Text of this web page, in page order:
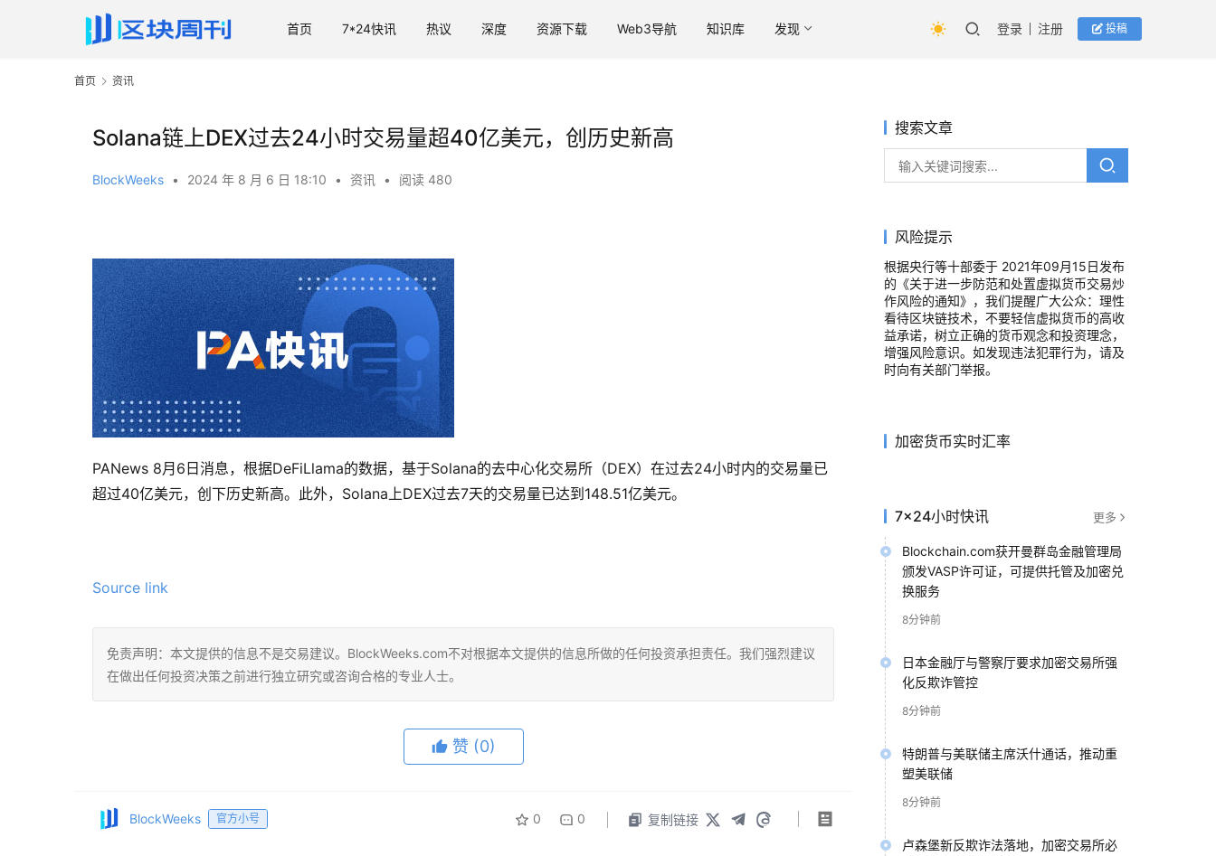
首页 7*24快讯 热议 深度 资源下载 Web3导航 知识库 发现 登录 注册 投稿
首页 资讯
Solana链上DEX过去24小时交易量超40亿美元，创历史新高
BlockWeeks • 2024 年 8 月 6 日 18:10 • 资讯 • 阅读 480
PANews 8月6日消息，根据DeFiLlama的数据，基于Solana的去中心化交易所（DEX）在过去24小时内的交易量已
超过40亿美元，创下历史新高。此外，Solana上DEX过去7天的交易量已达到148.51亿美元。
Source link
免责声明：本文提供的信息不是交易建议。BlockWeeks.com不对根据本文提供的信息所做的任何投资承担责任。我们强烈建议
在做出任何投资决策之前进行独立研究或咨询合格的专业人士。
赞 (0)
BlockWeeks 官方小号 0 0 复制链接
搜索文章
风险提示
根据央行等十部委于 2021年09月15日发布
的《关于进一步防范和处置虚拟货币交易炒
作风险的通知》，我们提醒广大公众：理性
看待区块链技术，不要轻信虚拟货币的高收
益承诺，树立正确的货币观念和投资理念，
增强风险意识。如发现违法犯罪行为，请及
时向有关部门举报。
加密货币实时汇率
7×24小时快讯 更多
Blockchain.com获开曼群岛金融管理局
颁发VASP许可证，可提供托管及加密兑
换服务
8分钟前
日本金融厅与警察厅要求加密交易所强
化反欺诈管控
8分钟前
特朗普与美联储主席沃什通话，推动重
塑美联储
8分钟前
卢森堡新反欺诈法落地，加密交易所必